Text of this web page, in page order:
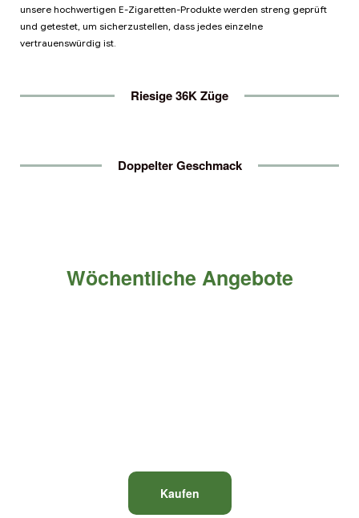
unsere hochwertigen E-Zigaretten-Produkte werden streng geprüft
und getestet, um sicherzustellen, dass jedes einzelne
vertrauenswürdig ist.
Riesige 36K Züge
Doppelter Geschmack
Wöchentliche Angebote
Kaufen